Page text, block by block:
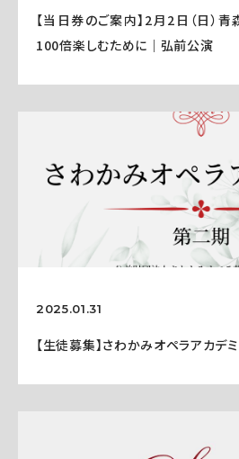
【当日券のご案内】2月2日（日）青
100倍楽しむために｜弘前公演
2025.01.31
【生徒募集】さわかみオペラアカデ